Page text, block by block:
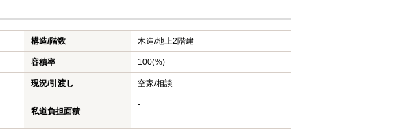
構造/階数 木造/地上2階建
容積率 100(%)
現況/引渡し 空家/相談
私道負担面積
-